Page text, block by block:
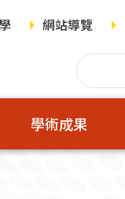
網站導覽
學術成果